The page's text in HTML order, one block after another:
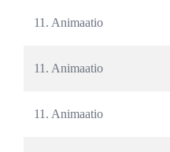
11. Animaatio
11. Animaatio
11. Animaatio